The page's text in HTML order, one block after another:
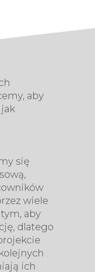
aby
jak
się
wiele
aby
dlatego
ich